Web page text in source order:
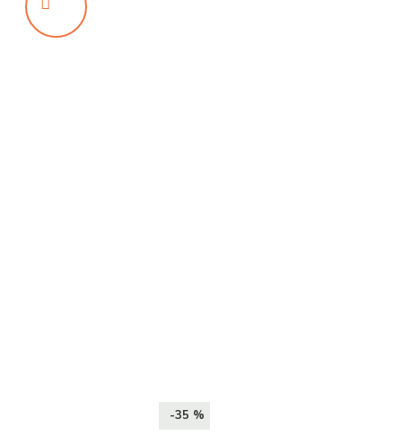
-35 %